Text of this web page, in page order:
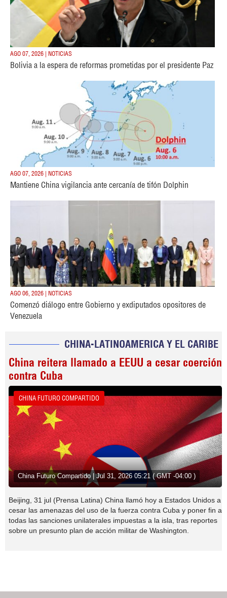
AGO 07, 2026 | NOTICIAS
Bolivia a la espera de reformas prometidas por el presidente Paz
AGO 07, 2026 | NOTICIAS
Mantiene China vigilancia ante cercanía de tifón Dolphin
AGO 06, 2026 | NOTICIAS
Comenzó diálogo entre Gobierno y exdiputados opositores de
Venezuela
CHINA-LATINOAMERICA Y EL CARIBE
China reitera llamado a EEUU a cesar coerción
contra Cuba
CHINA FUTURO COMPARTIDO
China Futuro Compartido | Jul 31, 2026 05:21 ( GMT -04:00 )
Beijing, 31 jul (Prensa Latina) China llamó hoy a Estados Unidos a
cesar las amenazas del uso de la fuerza contra Cuba y poner fin a
todas las sanciones unilaterales impuestas a la isla, tras reportes
sobre un presunto plan de acción militar de Washington.